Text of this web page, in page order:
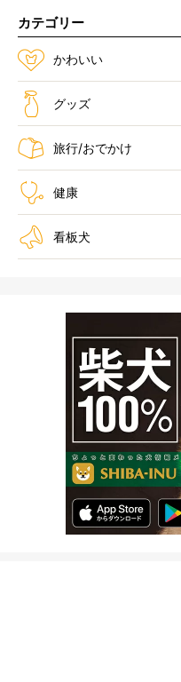
カテゴリー
かわいい
グッズ
旅行/おでかけ
健康
看板犬